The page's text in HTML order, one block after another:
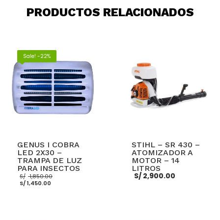
PRODUCTOS RELACIONADOS
Sale! -22%
GENUS I COBRA
LED 2X30 –
TRAMPA DE LUZ
PARA INSECTOS
S/ 1,850.00
S/1,450.00
STIHL – SR 430 –
ATOMIZADOR A
MOTOR – 14
LITROS
S/2,900.00